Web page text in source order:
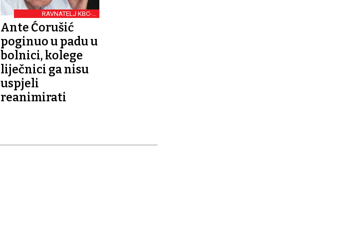
RAVNATELJ KBC-A
ZAGREB
Ante Ćorušić
poginuo u padu u
bolnici, kolege
liječnici ga nisu
uspjeli
reanimirati